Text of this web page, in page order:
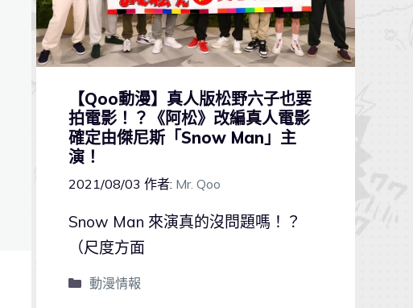
【Qoo動漫】真人版松野六子也要
拍電影！？《阿松》改編真人電影
確定由傑尼斯「Snow Man」主
演！
2021/08/03 作者: Mr. Qoo
Snow Man 來演真的沒問題嗎！？
（尺度方面
動漫情報